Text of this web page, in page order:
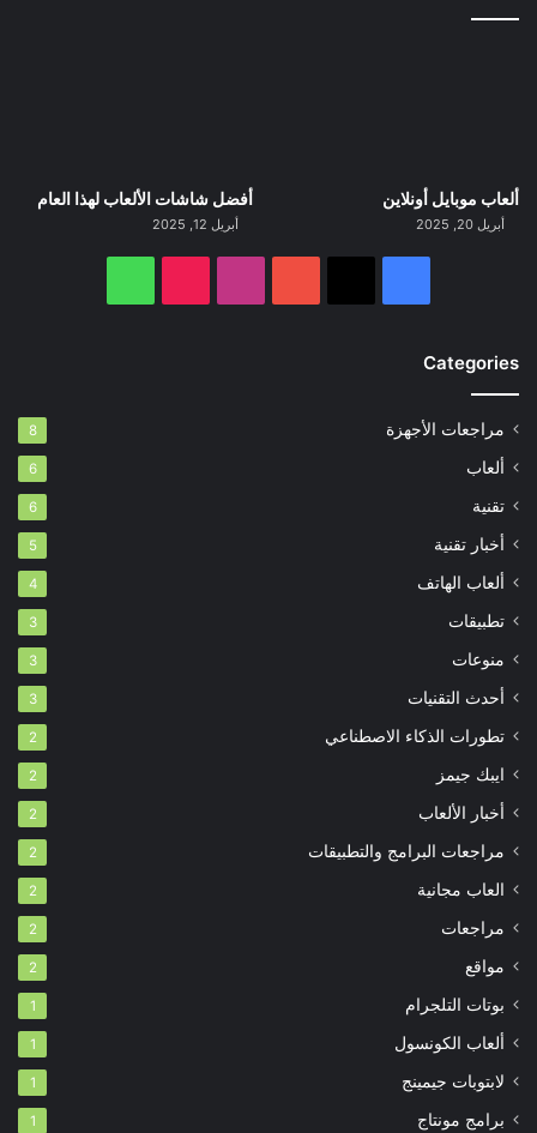
ألعاب موبايل أونلاين
أبريل 20, 2025
أفضل شاشات الألعاب لهذا العام
أبريل 12, 2025
Categories
مراجعات الأجهزة 8
ألعاب 6
تقنية 6
أخبار تقنية 5
ألعاب الهاتف 4
تطبيقات 3
منوعات 3
أحدث التقنيات 3
تطورات الذكاء الاصطناعي 2
ايبك جيمز 2
أخبار الألعاب 2
مراجعات البرامج والتطبيقات 2
العاب مجانية 2
مراجعات 2
مواقع 2
بوتات التلجرام 1
ألعاب الكونسول 1
لابتوبات جيمينج 1
برامج مونتاج 1